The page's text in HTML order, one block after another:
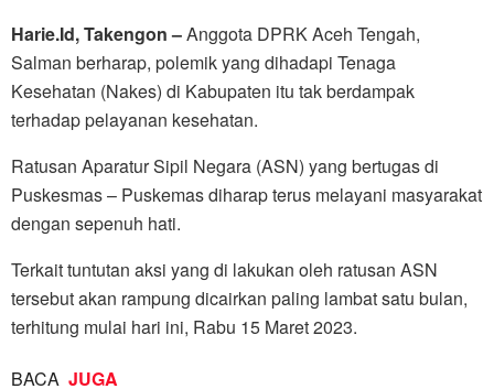
Harie.Id, Takengon –Anggota DPRK Aceh Tengah,
Salman berharap, polemik yang dihadapi Tenaga
Kesehatan (Nakes) di Kabupaten itu tak berdampak
terhadap pelayanan kesehatan.
Ratusan Aparatur Sipil Negara (ASN) yang bertugas di
Puskesmas – Puskemas diharap terus melayani masyarakat
dengan sepenuh hati.
Terkait tuntutan aksi yang di lakukan oleh ratusan ASN
tersebut akan rampung dicairkan paling lambat satu bulan,
terhitung mulai hari ini, Rabu 15 Maret 2023.
BACA JUGA